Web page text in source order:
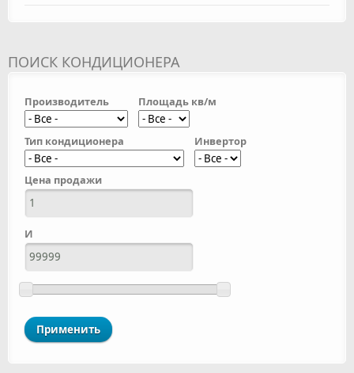
ПОИСК КОНДИЦИОНЕРА
Производитель Площадь кв/м
Тип кондиционера Инвертор
Цена продажи
И